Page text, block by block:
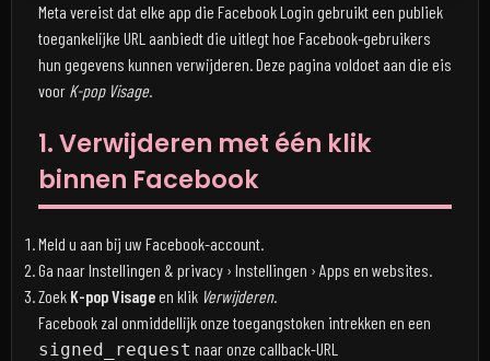
Meta vereist dat elke app die Facebook Login gebruikt een publiek
toegankelijke URL aanbiedt die uitlegt hoe Facebook‑gebruikers
hun gegevens kunnen verwijderen.Deze pagina voldoet aan die eis
voor K-pop Visage.
1. Verwijderen met één klik
binnen Facebook
Meld u aan bij uw Facebook-account.
Ga naar Instellingen & privacy › Instellingen › Apps en websites.
Zoek K-pop Visageen klik Verwijderen.
Facebook zal onmiddellijk onze toegangstoken intrekken en een
signed_request naar onze callback-URL